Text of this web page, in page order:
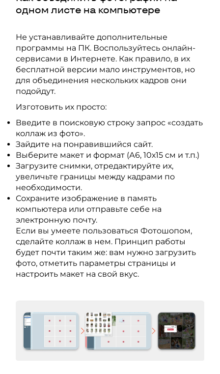
одном листе на компьютере
Не устанавливайте дополнительные
программы на ПК. Воспользуйтесь онлайн-
сервисами в Интернете. Как правило, в их
бесплатной версии мало инструментов, но
для объединения нескольких кадров они
подойдут.
Изготовить их просто:
Введите в поисковую строку запрос «создать
коллаж из фото».
Зайдите на понравившийся сайт.
Выберите макет и формат (А6, 10х15 см и т.п.)
Загрузите снимки, отредактируйте их,
увеличьте границы между кадрами по
необходимости.
Сохраните изображение в память
компьютера или отправьте себе на
электронную почту.
Если вы умеете пользоваться Фотошопом,
сделайте коллаж в нем. Принцип работы
будет почти таким же: вам нужно загрузить
фото, отметить параметры страницы и
настроить макет на свой вкус.